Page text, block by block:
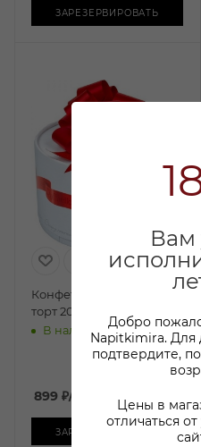
Вам
Добро
Napitkimira. Для
подтвердите,
Цены в
отличаться
ЗАРЕЗЕРВИРОВАТЬ
Конфеты Раффаэлло
торт 200 г
В наличии:
899 ₽/шт
ЗАРЕЗЕРВИРОВАТЬ